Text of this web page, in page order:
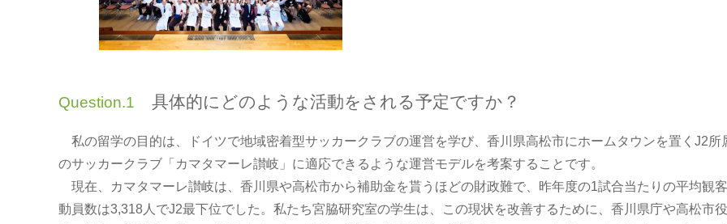
Question.1 具体的にどのような活動をされる予定ですか？
私の留学の目的は、ドイツで地域密着型サッカークラブの運営を学び、香川県高松市にホームタウンを置くJ2所
のサッカークラブ「カマタマーレ讃岐」に適応できるような運営モデルを考案することです。
現在、カマタマーレ讃岐は、香川県や高松市から補助金を貰うほどの財政難で、昨年度の1試合当たりの平均観客
動員数は3,318人でJ2最下位でした。私たち宮脇研究室の学生は、この現状を改善するために、香川県庁や高松市役